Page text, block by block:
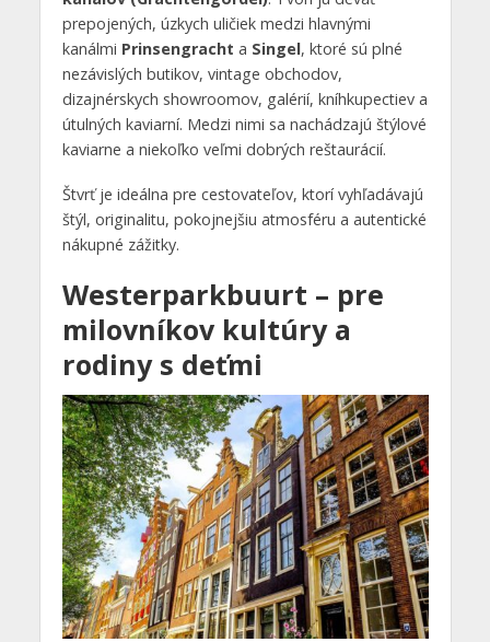
prepojených, úzkych uličiek medzi hlavnými
kanálmi Prinsengracht a Singel, ktoré sú plné
nezávislých butikov, vintage obchodov,
dizajnérskych showroomov, galérií, kníhkupectiev a
útulných kaviarní. Medzi nimi sa nachádzajú štýlové
kaviarne a niekoľko veľmi dobrých reštaurácií.
Štvrť je ideálna pre cestovateľov, ktorí vyhľadávajú
štýl, originalitu, pokojnejšiu atmosféru a autentické
nákupné zážitky.
Westerparkbuurt – pre
milovníkov kultúry a
rodiny s deťmi